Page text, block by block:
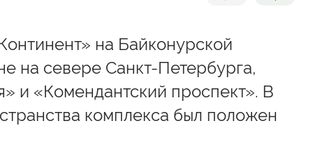
на Байконурской
на севере Санкт-Петербурга,
и «Комендантский проспект». В
комплекса был положен